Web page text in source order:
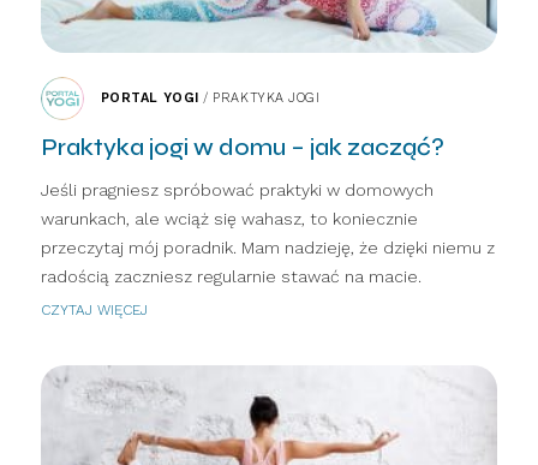
PORTAL YOGI / PRAKTYKA JOGI
Praktyka jogi w domu – jak zacząć?
Jeśli pragniesz spróbować praktyki w domowych
warunkach, ale wciąż się wahasz, to koniecznie
przeczytaj mój poradnik. Mam nadzieję, że dzięki niemu z
radością zaczniesz regularnie stawać na macie.
CZYTAJ WIĘCEJ